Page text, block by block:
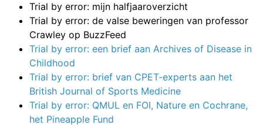
Trial by error: mijn halfjaaroverzicht
Trial by error: de valse beweringen van professor
Crawley op BuzzFeed
Trial by error: een brief aan Archives of Disease in
Childhood
Trial by error: brief van CPET-experts aan het
British Journal of Sports Medicine
Trial by error: QMUL en FOI, Nature en Cochrane,
het Pineapple Fund